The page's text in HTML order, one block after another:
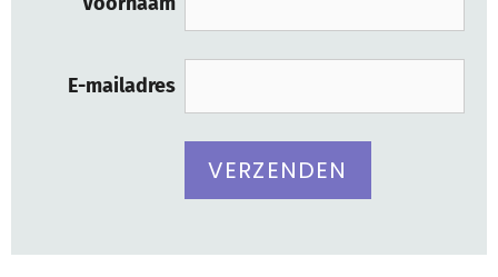
E-mailadres